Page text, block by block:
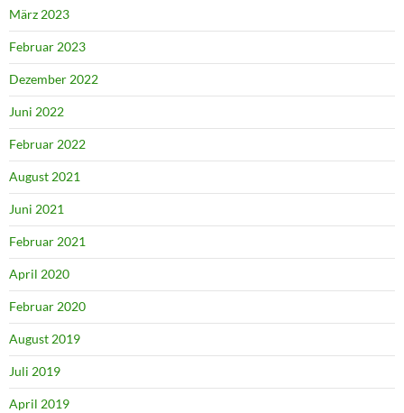
März 2023
Februar 2023
Dezember 2022
Juni 2022
Februar 2022
August 2021
Juni 2021
Februar 2021
April 2020
Februar 2020
August 2019
Juli 2019
April 2019